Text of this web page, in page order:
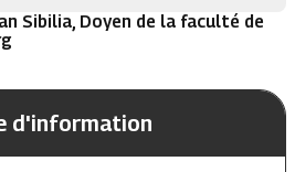
Sibilia, Doyen de la faculté de
d'information